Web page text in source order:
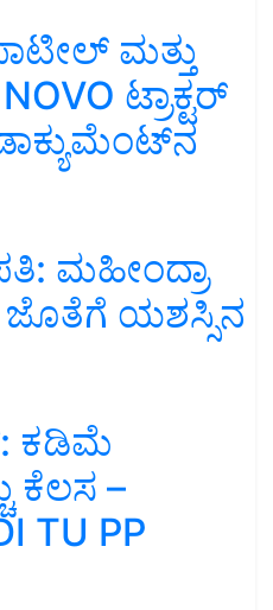
ಮತ್ತು
ಟ್ರಾಕ್ಟರ್
ಮಹೀಂದ್ರಾ
ಜೊತೆಗೆ ಯಶಸ್ಸಿನ
ಕಡಿಮೆ
ಕೆಲಸ –
TU PP